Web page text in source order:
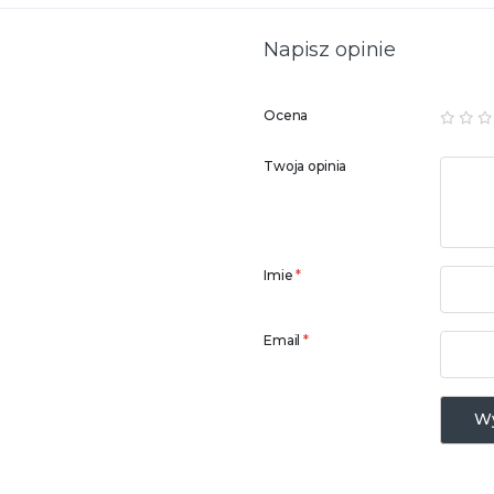
Napisz opinie
Ocena
Twoja opinia
Imie*
Email*